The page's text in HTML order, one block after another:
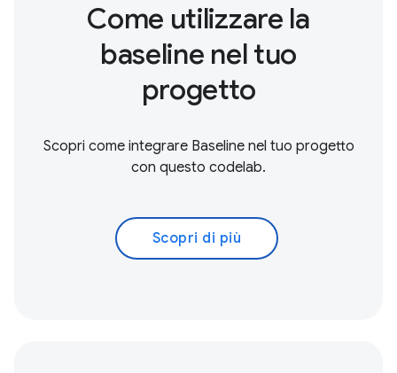
Come utilizzare la
baseline nel tuo
progetto
Scopri come integrare Baseline nel tuo progetto
con questo codelab.
Scopri di più